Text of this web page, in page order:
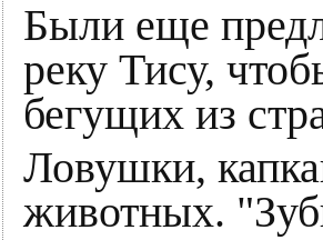
Были еще
реку Тису,
бегущих из
Ловушки,
животных.